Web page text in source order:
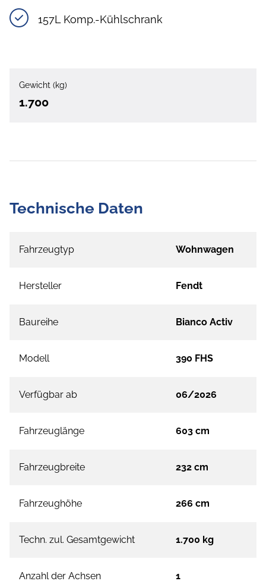
157L Komp.-Kühlschrank
Gewicht (kg)
1.700
Technische Daten
Fahrzeugtyp Wohnwagen
Hersteller Fendt
Baureihe Bianco Activ
Modell 390 FHS
Verfügbar ab 06/2026
Fahrzeuglänge 603 cm
Fahrzeugbreite 232 cm
Fahrzeughöhe 266 cm
Techn. zul. Gesamtgewicht 1.700 kg
Anzahl der Achsen 1